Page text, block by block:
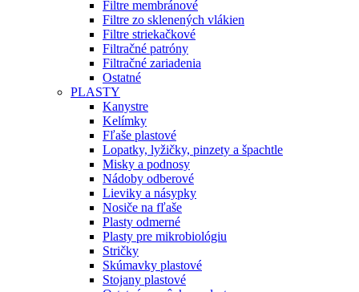
Filtre membránové
Filtre zo sklenených vlákien
Filtre striekačkové
Filtračné patróny
Filtračné zariadenia
Ostatné
PLASTY
Kanystre
Kelímky
Fľaše plastové
Lopatky, lyžičky, pinzety a špachtle
Misky a podnosy
Nádoby odberové
Lieviky a násypky
Nosiče na fľaše
Plasty odmerné
Plasty pre mikrobiológiu
Stričky
Skúmavky plastové
Stojany plastové